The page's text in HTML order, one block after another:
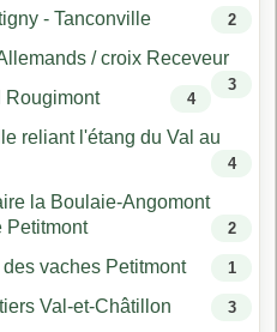
- Tanconville 2
/ croix Receveur
3
Rougimont 4
reliant l'étang du Val au
4
la Boulaie-Angomont
Petitmont
2
vaches Petitmont 1
Val-et-Châtillon 3